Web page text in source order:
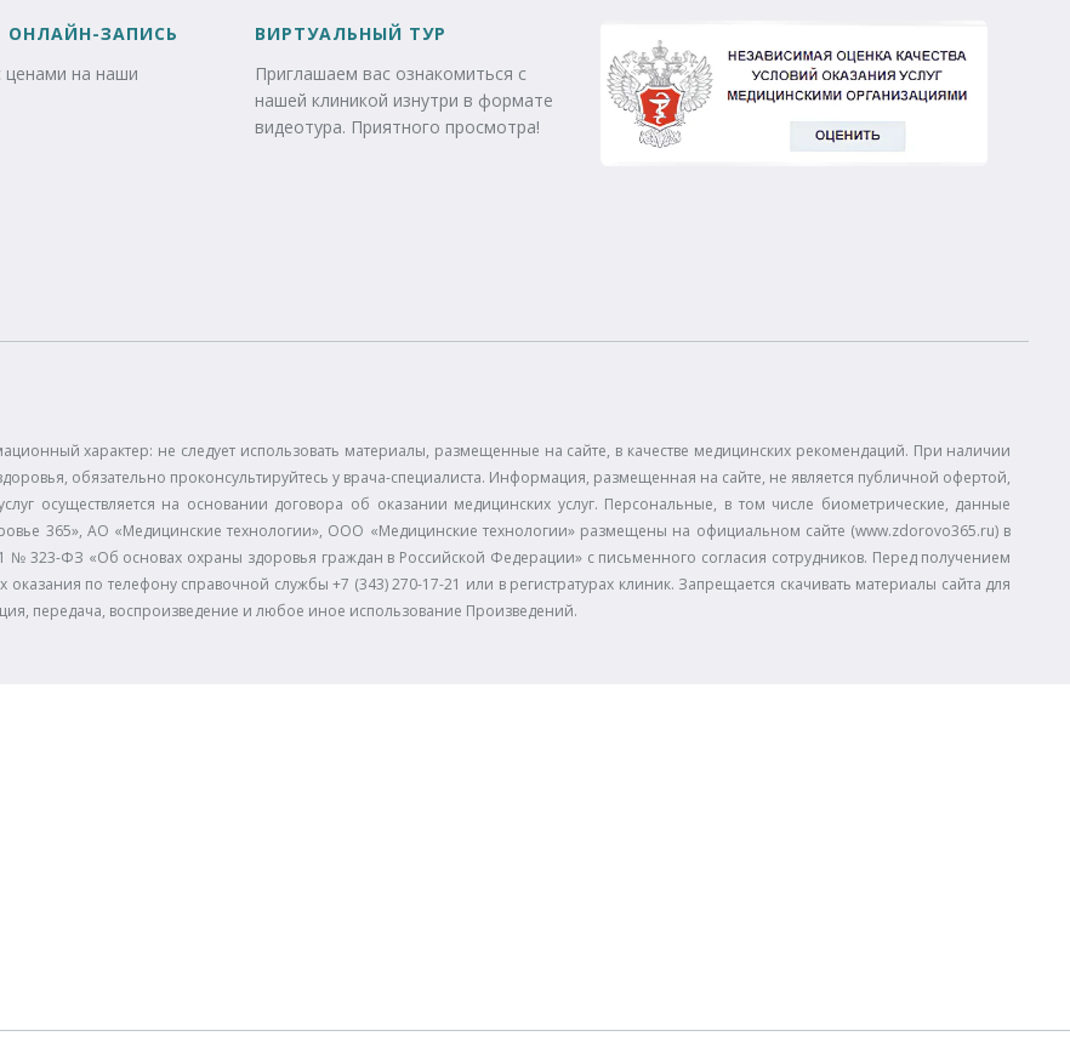
ОНЛАЙН-ЗАПИСЬ
ценами на наши
ВИРТУАЛЬНЫЙ ТУР
Приглашаем вас ознакомиться с
нашей клиникой изнутри в формате
видеотура. Приятного просмотра!
характер: не следует использовать материалы, размещенные на сайте, в качестве медицинских рекомендаций. При наличии
обязательно проконсультируйтесь у врача-специалиста. Информация, размещенная на сайте, не является публичной офертой,
осуществляется на основании договора об оказании медицинских услуг. Персональные, в том числе биометрические, данные
365», АО «Медицинские технологии», ООО «Медицинские технологии» размещены на официальном сайте (www.zdorovo365.ru) в
№ 323-ФЗ «Об основах охраны здоровья граждан в Российской Федерации» с письменного согласия сотрудников. Перед получением
по телефону справочной службы +7 (343) 270-17-21 или в регистратурах клиник. Запрещается скачивать материалы сайта для
передача, воспроизведение и любое иное использование Произведений.